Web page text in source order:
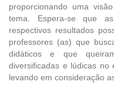
proporcionando uma
tema. Espera-se que
respectivos resultados
professores (as) que
didáticos e que
diversificadas e lúdicas no
levando em consideração